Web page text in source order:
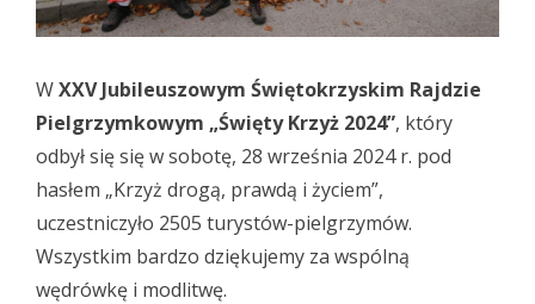
WXXV Jubileuszowym Świętokrzyskim Rajdzie
Pielgrzymkowym „Święty Krzyż 2024”, który
odbył się się w sobotę, 28 września 2024 r. pod
hasłem „Krzyż drogą, prawdą i życiem”,
uczestniczyło 2505 turystów-pielgrzymów.
Wszystkim bardzo dziękujemy za wspólną
wędrówkę i modlitwę.